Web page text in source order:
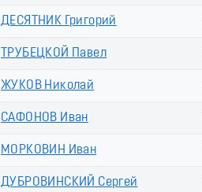
ДЕСЯТНИК Григорий
ТРУБЕЦКОЙ Павел
ЖУКОВ Николай
САФОНОВ Иван
МОРКОВИН Иван
ДУБРОВИНСКИЙ Сергей